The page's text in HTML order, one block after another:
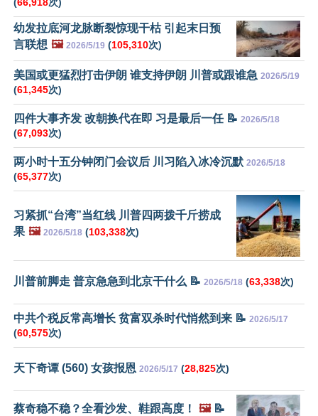
(66,918次)
幼发拉底河龙脉断裂惊现干枯 引起末日预
言联想 🖼️ 2026/5/19 (105,310次)
美国或更猛烈打击伊朗 谁支持伊朗 川普或跟谁急 2026/5/19
(61,345次)
四件大事齐发 改朝换代在即 习是最后一任 📝 2026/5/18
(67,093次)
两小时十五分钟闭门会议后 川习陷入冰冷沉默 2026/5/18
(65,377次)
习紧抓“台湾”当红线 川普四两拨千斤捞成
果 🖼️ 2026/5/18 (103,338次)
川普前脚走 普京急急到北京干什么 📝 2026/5/18 (63,338次)
中共个税反常高增长 贫富双杀时代悄然到来 📝 2026/5/17
(60,575次)
天下奇谭 (560) 女孩报恩 2026/5/17 (28,825次)
蔡奇稳不稳？全看沙发、鞋跟高度！ 🖼️📝